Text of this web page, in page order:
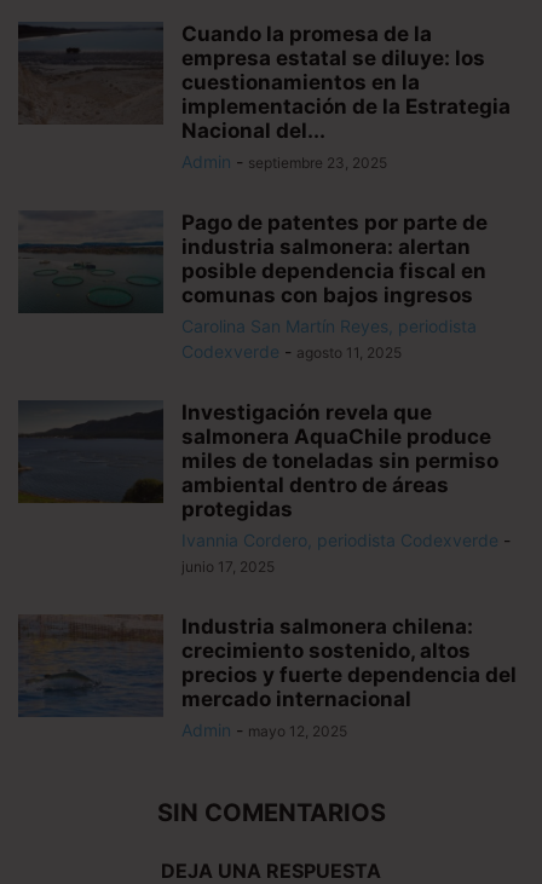
Cuando la promesa de la
empresa estatal se diluye: los
cuestionamientos en la
implementación de la Estrategia
Nacional del...
Admin - septiembre 23, 2025
Pago de patentes por parte de
industria salmonera: alertan
posible dependencia fiscal en
comunas con bajos ingresos
Carolina San Martín Reyes, periodista
Codexverde - agosto 11, 2025
Investigación revela que
salmonera AquaChile produce
miles de toneladas sin permiso
ambiental dentro de áreas
protegidas
Ivannia Cordero, periodista Codexverde -
junio 17, 2025
Industria salmonera chilena:
crecimiento sostenido, altos
precios y fuerte dependencia del
mercado internacional
Admin - mayo 12, 2025
SIN COMENTARIOS
DEJA UNA RESPUESTA